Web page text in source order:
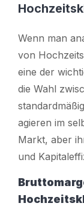
Wenn man
von
eine der
die Wahl
agieren im
Markt, aber
und